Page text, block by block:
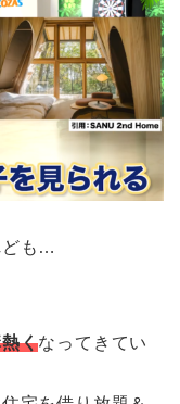
ども…
くなってきてい